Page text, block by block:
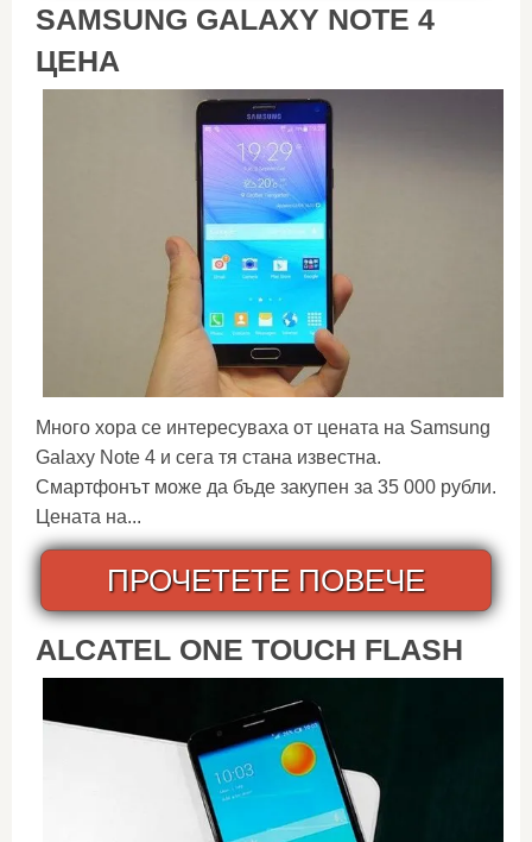
SAMSUNG GALAXY NOTE 4
ЦЕНА
Много хора се интересуваха от цената на Samsung
Galaxy Note 4 и сега тя стана известна.
Смартфонът може да бъде закупен за 35 000 рубли.
Цената на...
ПРОЧЕТЕТЕ ПОВЕЧЕ
ALCATEL ONE TOUCH FLASH